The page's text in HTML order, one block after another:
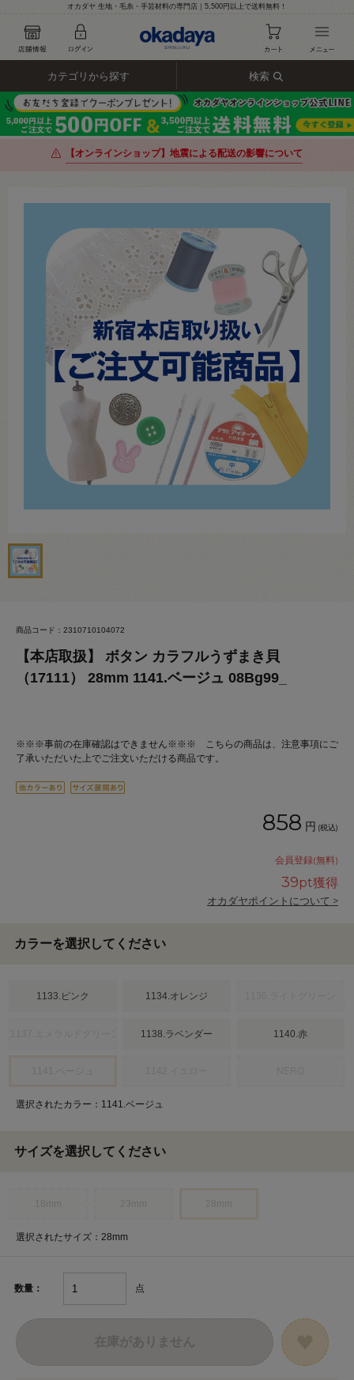
オカダヤ 生地・毛糸・手芸材料の専門店｜5,500円以上で送料無料！
カテゴリから探す 検索
【オンラインショップ】地震による配送の影響について
商品コード：2310710104072
【本店取扱】 ボタン カラフルうずまき貝
（17111） 28mm 1141.ベージュ 08Bg99_
※※※事前の在庫確認はできません※※※ こちらの商品は、注意事項にご
了承いただいた上でご注文いただける商品です。
858 円 (税込)
会員登録(無料)
39pt獲得
オカダヤポイントについて >
カラーを選択してください
1133.ピンク 1134.オレンジ
1138.ラベンダー 1140.赤
選択されたカラー：1141.ベージュ
サイズを選択してください
選択されたサイズ：28mm
数量： 点